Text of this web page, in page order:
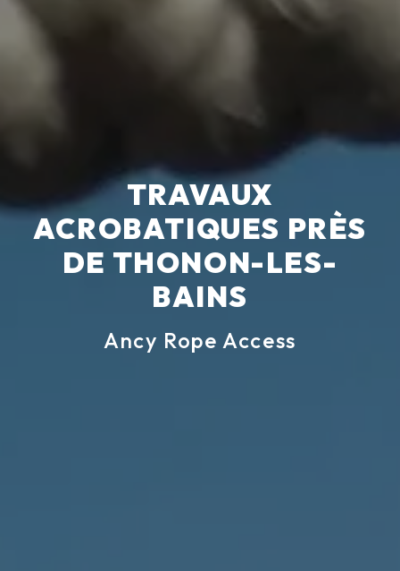
TRAVAUX
ACROBATIQUES PRÈS
DE THONON-LES-
BAINS
Ancy Rope Access